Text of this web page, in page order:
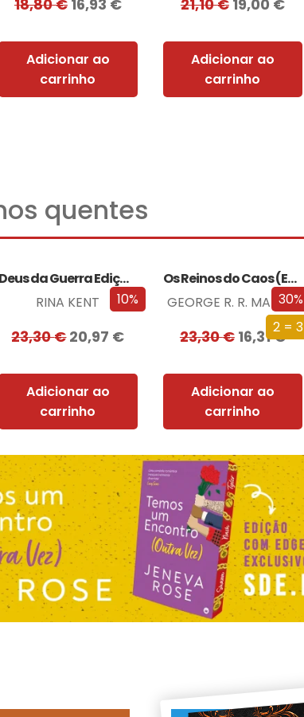
18,80€ 16,93 €
Adicionar ao
carrinho
21,10€ 19,00 €
Adicionar ao
carrinho
quentes
10%
Deus da Guerra Edição com EDGES
RINA KENT
23,30€20,97 €
Adicionar ao
carrinho
30%
2 = 3
Os Reinos do Caos (Edição especial limitada)
GEORGE R. R. MARTIN
23,30€ 16,31€
Adicionar ao
carrinho